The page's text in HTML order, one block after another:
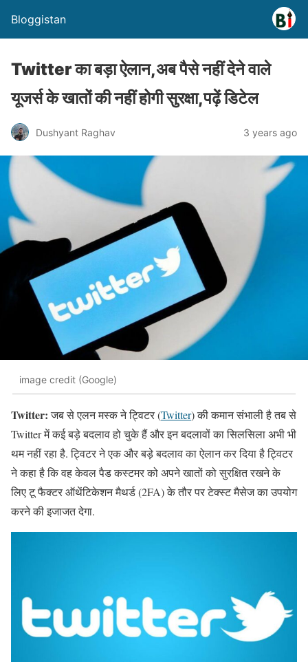
Bloggistan
Twitter का बड़ा ऐलान,अब पैसे नहीं देने वाले
यूजर्स के खातों की नहीं होगी सुरक्षा,पढ़ें डिटेल
Dushyant Raghav 3 years ago
image credit (Google)
Twitter:जब से एलन मस्क ने ट्विटर (Twitter) की कमान संभाली है तब से
Twitter में कई बड़े बदलाव हो चुके हैं और इन बदलावों का सिलसिला अभी भी
थम नहीं रहा है. ट्विटर ने एक और बड़े बदलाव का ऐलान कर दिया है ट्विटर
ने कहा है कि वह केवल पैड कस्टमर को अपने खातों को सुरक्षित रखने के
लिए टू फैक्टर ऑथेंटिकेशन मैथर्ड (2FA) के तौर पर टेक्स्ट मैसेज का उपयोग
करने की इजाजत देगा.